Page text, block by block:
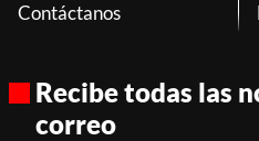
Contáctanos
Recibe todas las
correo